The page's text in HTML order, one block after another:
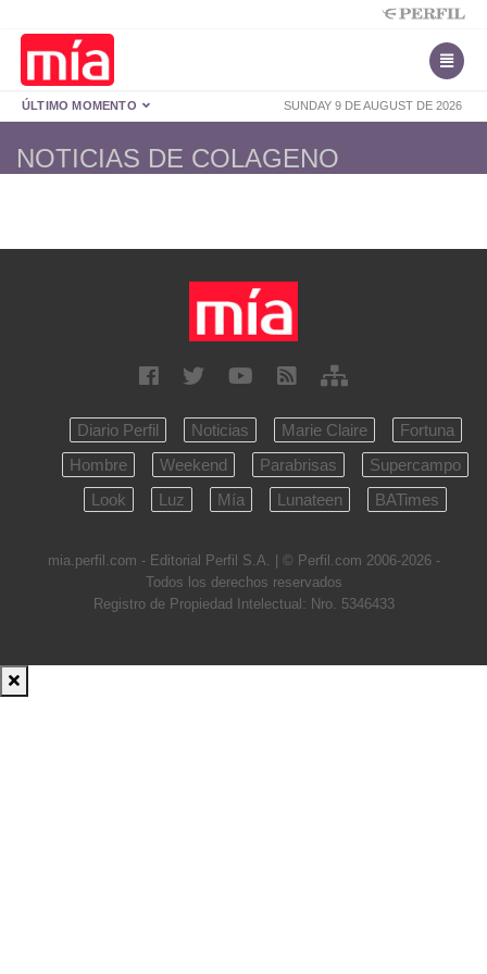
SUNDAY 9 DE AUGUST DE 2026
ÚLTIMO MOMENTO
NOTICIAS DE COLAGENO
Diario Perfil Noticias Marie Claire
Fortuna
Hombre
Weekend Parabrisas
Supercampo
Look
Luz Mía Lunateen BATimes
mia.perfil.com - Editorial Perfil S.A. | © Perfil.com 2006-2026 -
Todos los derechos reservados
Registro de Propiedad Intelectual: Nro. 5346433